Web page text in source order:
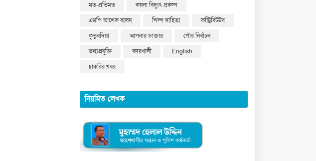
মত-প্রতিমত
কয়লা বিদ্যুৎ প্রকল্প
এমপি আশেক বলেন
শিল্প সাহিত্য
কন্ট্রিবিউটর
কুতুবদিয়া
আপনার ডাক্তার
পৌর নির্বাচন
তথ্যপ্রযুক্তি
বদরখালী
English
চাকরির খবর
নিয়মিত লেখক